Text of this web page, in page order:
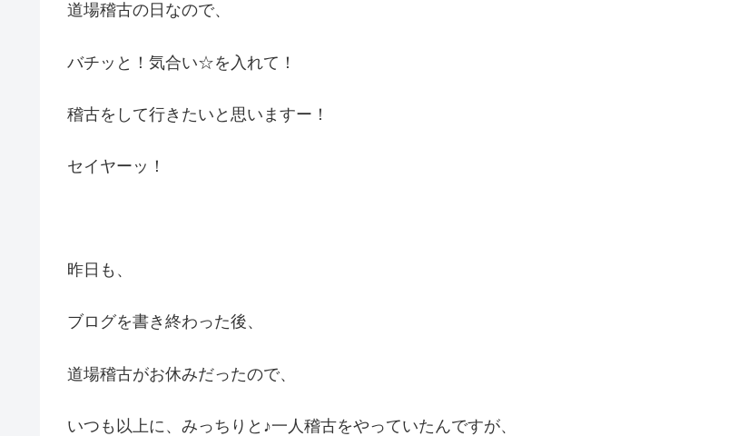
道場稽古の日なので、
バチッと！気合い☆を入れて！
稽古をして行きたいと思いますー！
セイヤーッ！
昨日も、
ブログを書き終わった後、
道場稽古がお休みだったので、
いつも以上に、みっちりと♪一人稽古をやっていたんですが、